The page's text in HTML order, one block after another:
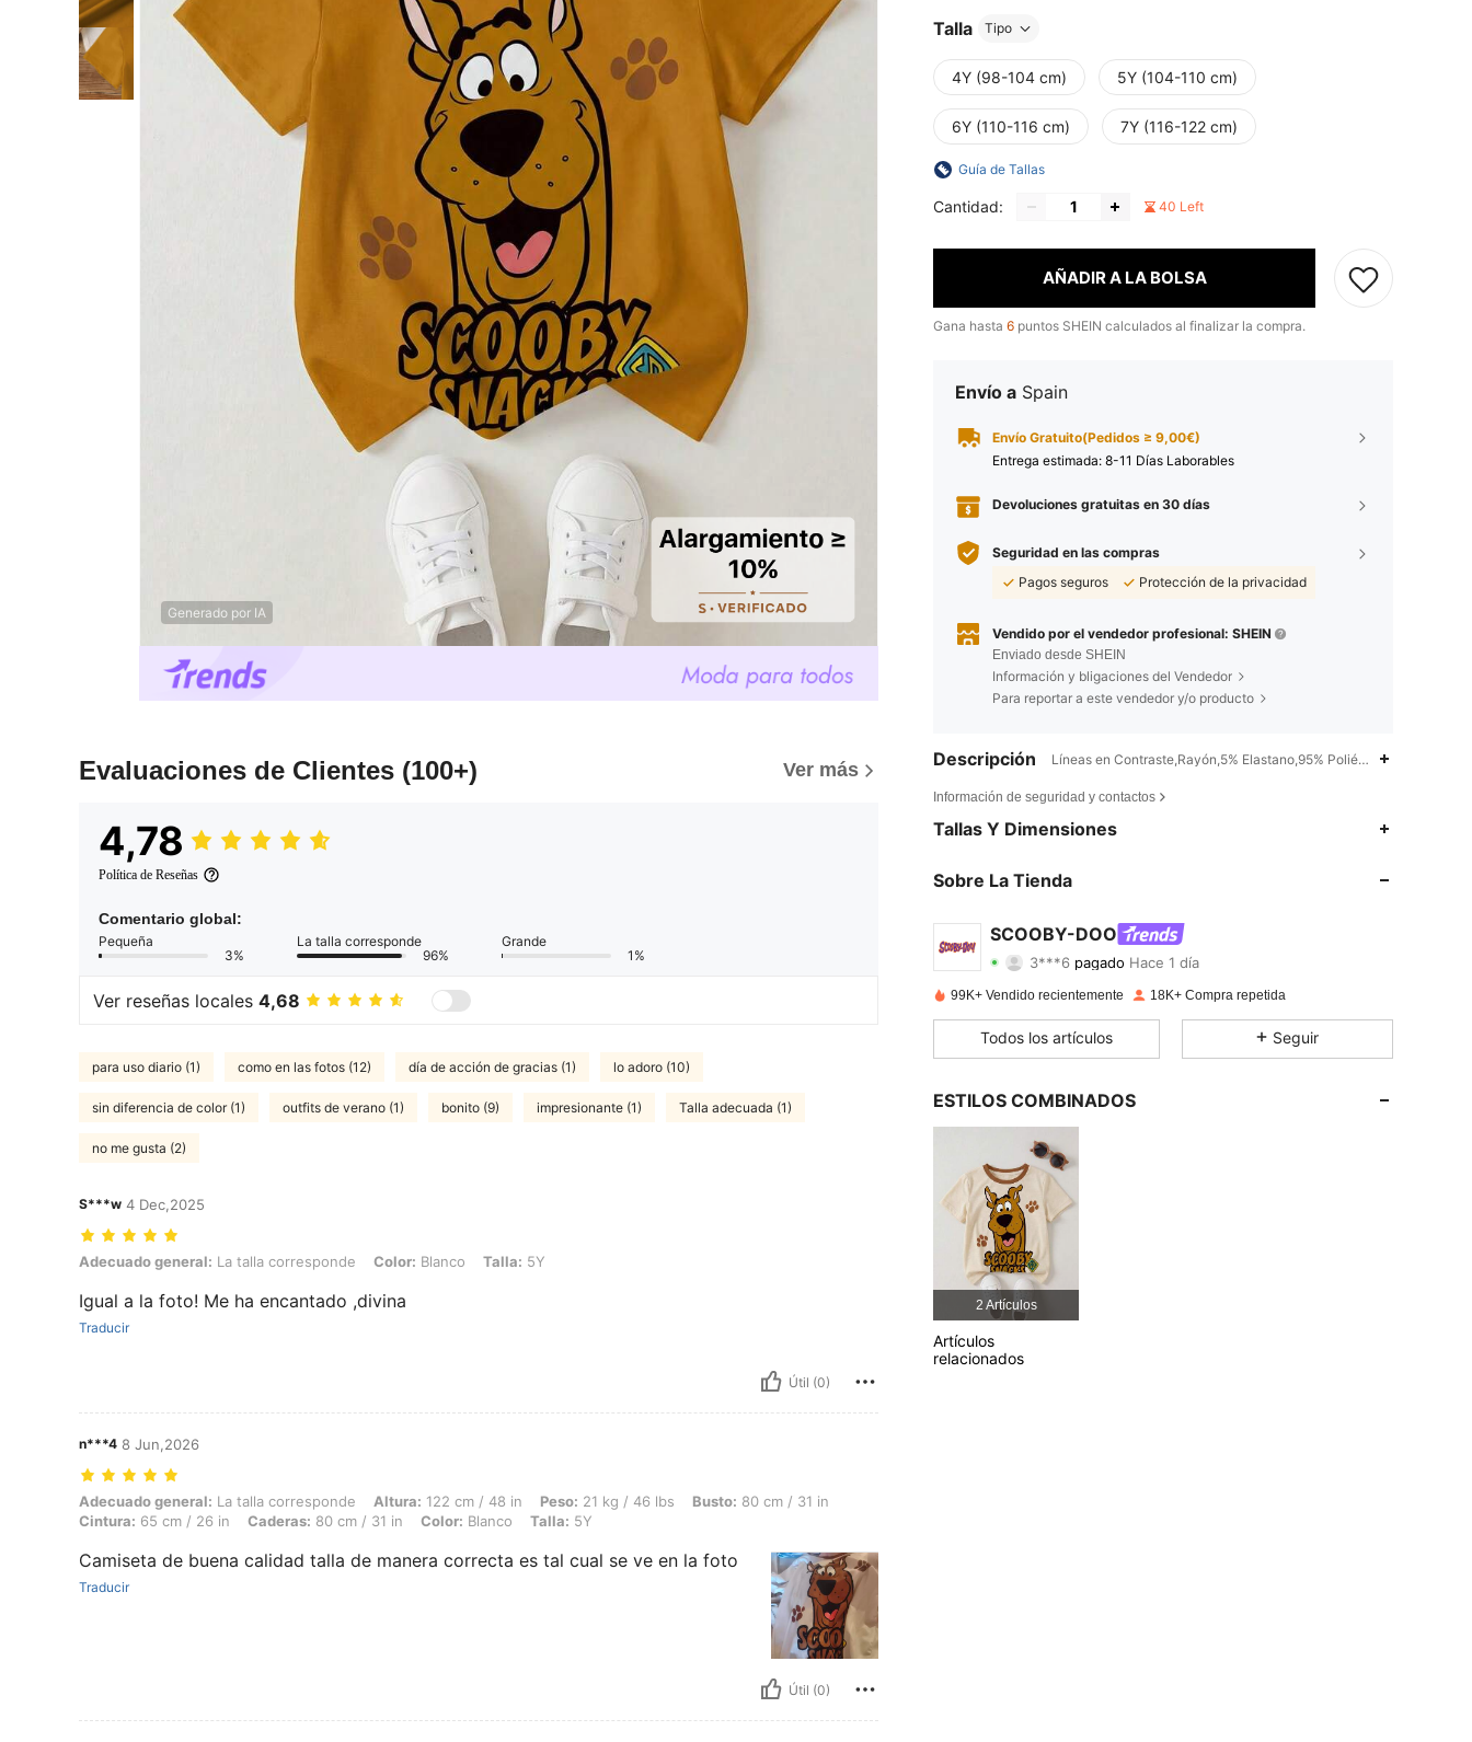
Generado por IA
Evaluaciones de Clientes (100+) Ver más
4,78
Política de Reseñas
Comentario global:
Pequeña
3%
La talla corresponde
96%
Grande
1%
Ver reseñas locales 4,68
para uso diario (1) como en las fotos (12) día de acción de gracias (1) lo adoro (10)
sin diferencia de color (1) outfits de verano (1) bonito (9) impresionante (1) Talla adecuada (1)
no me gusta (2)
S***w 4 Dec,2025
Adecuado general: La talla corresponde, Color: Blanco, Talla: 5Y
Adecuado general: La talla corresponde Color: Blanco Talla: 5Y
Igual a la foto! Me ha encantado ,divina
Traducir
Útil (0)
n***4 8 Jun,2026
Adecuado general: La talla corresponde, Altura: 122 cm / 48 in, Peso: 21 kg / 46 lbs, Busto: 80 cm / 31 in, Cintura: 65 cm / 26 in, Caderas: 80 cm / 31 in, Color: Blanco, Talla: 5Y
Adecuado general: La talla corresponde Altura: 122 cm / 48 in Peso: 21 kg / 46 lbs Busto: 80 cm / 31 in
Cintura: 65 cm / 26 in Caderas: 80 cm / 31 in Color: Blanco Talla: 5Y
Camiseta de buena calidad talla de manera correcta es tal cual se ve en la foto
Traducir
Útil (0)
Talla Tipo
4Y (98-104 cm) 5Y (104-110 cm)
6Y (110-116 cm) 7Y (116-122 cm)
Guía de Tallas
Cantidad: 40 Left
AÑADIR A LA BOLSA
Gana hasta 6 puntos SHEIN calculados al finalizar la compra.
Envío a Spain
Envío Gratuito(Pedidos ≥ 9,00€)
Entrega estimada: 8-11 Días Laborables
Devoluciones gratuitas en 30 días
Seguridad en las compras
Pagos seguros
Protección de la privacidad
Vendido por el vendedor profesional: SHEIN
Enviado desde SHEIN
Información y bligaciones del Vendedor
Para reportar a este vendedor y/o producto
Descripción Líneas en Contraste,Rayón,5% Elastano,95% Poliéster
Información de seguridad y contactos
Tallas Y Dimensiones
Sobre La Tienda
SCOOBY-DOO
4,81 343
3***6 pagado Hace 1 día
4,81
4,81
4,81
99K+ Vendido recientemente 18K+ Compra repetida
Todos los artículos Seguir
ESTILOS COMBINADOS
2 Artículos
Artículos
relacionados